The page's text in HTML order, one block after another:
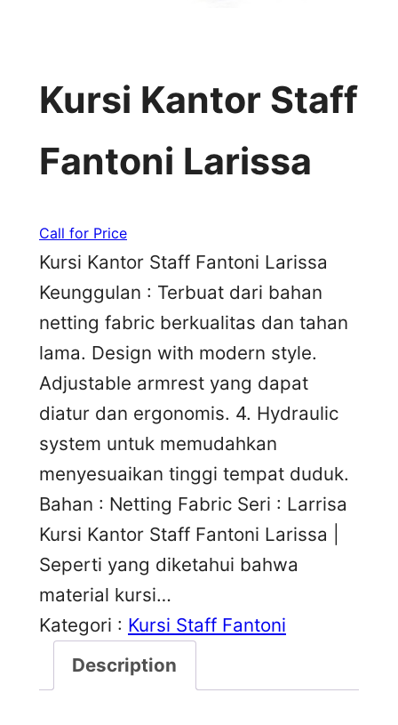
Kursi Kantor Staff
Fantoni Larissa
Call for Price
Kursi Kantor Staff Fantoni Larissa
Keunggulan : Terbuat dari bahan
netting fabric berkualitas dan tahan
lama. Design with modern style.
Adjustable armrest yang dapat
diatur dan ergonomis. 4. Hydraulic
system untuk memudahkan
menyesuaikan tinggi tempat duduk.
Bahan : Netting Fabric Seri : Larrisa
Kursi Kantor Staff Fantoni Larissa |
Seperti yang diketahui bahwa
material kursi…
Kategori : Kursi Staff Fantoni
Description